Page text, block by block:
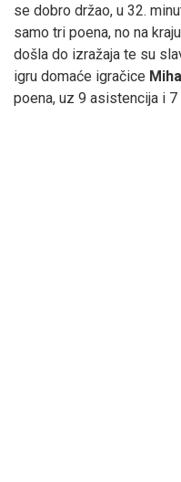
se dobro držao, u 32.
samo tri poena, no na
došla do izražaja te su
igru domaće igračice
poena, uz 9 asistencija i 7